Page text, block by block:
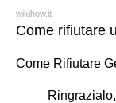
wikihow.it
Come rifiutare
Come Rifiutare